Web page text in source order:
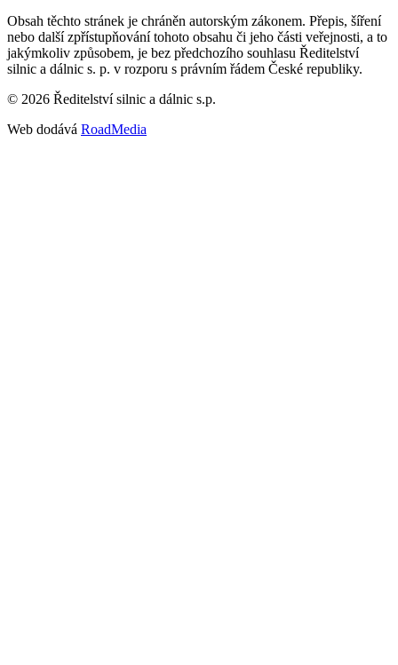
Obsah těchto stránek je chráněn autorským zákonem. Přepis, šíření
nebo další zpřístupňování tohoto obsahu či jeho části veřejnosti, a to
jakýmkoliv způsobem, je bez předchozího souhlasu Ředitelství
silnic a dálnic s. p. v rozporu s právním řádem České republiky.
© 2026 Ředitelství silnic a dálnic s.p.
Web dodává RoadMedia